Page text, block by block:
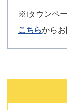
※iタウンペー
こちらからお